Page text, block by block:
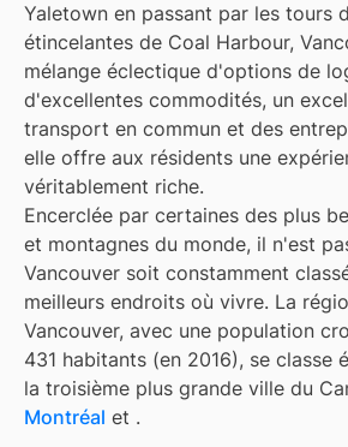
Yaletown en passant par les tours
étincelantes de Coal Harbour,
mélange éclectique d'options de
d'excellentes commodités, un
transport en commun et des
elle offre aux résidents une
véritablement riche.
Encerclée par certaines des plus
et montagnes du monde, il n'est
Vancouver soit constamment
meilleurs endroits où vivre. La
Vancouver, avec une population
431 habitants (en 2016), se classe
la troisième plus grande ville du
Montréal et .